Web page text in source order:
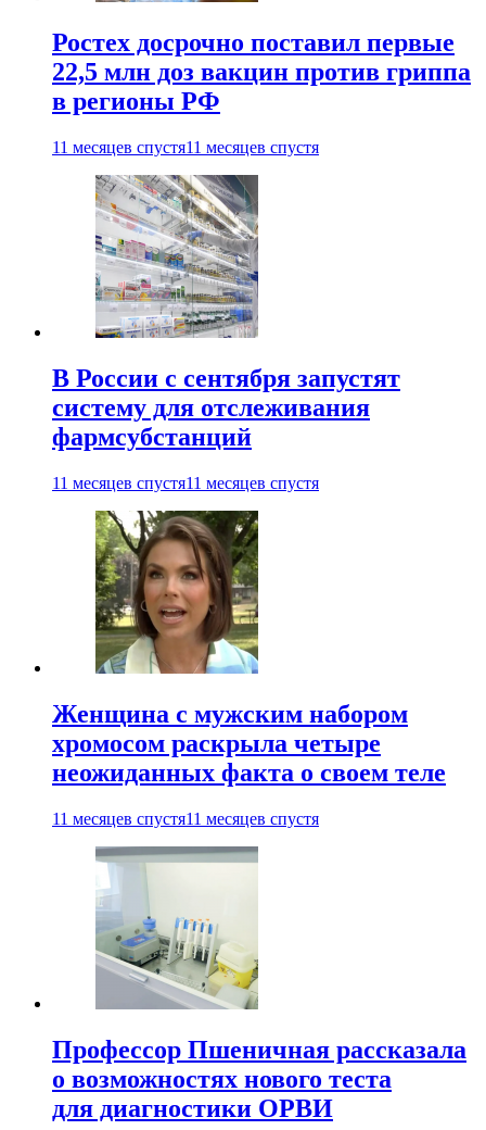
Ростех досрочно поставил первые
22,5 млн доз вакцин против гриппа
в регионы РФ
11 месяцев спустя11 месяцев спустя
В России с сентября запустят
систему для отслеживания
фармсубстанций
11 месяцев спустя11 месяцев спустя
Женщина с мужским набором
хромосом раскрыла четыре
неожиданных факта о своем теле
11 месяцев спустя11 месяцев спустя
Профессор Пшеничная рассказала
о возможностях нового теста
для диагностики ОРВИ